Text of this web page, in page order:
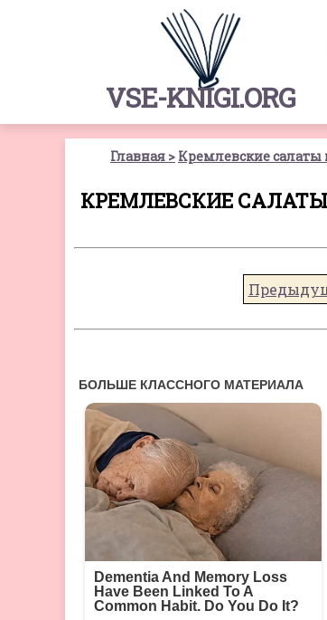
VSE-KNIGI.ORG
Главная Кремлевские салаты
КРЕМЛЕВСКИЕ